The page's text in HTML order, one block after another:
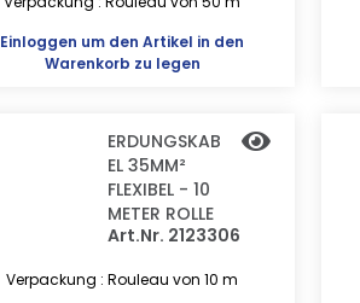
Einloggen um den Artikel in den
Warenkorb zu legen
ERDUNGSKAB
EL 35MM²
FLEXIBEL - 10
METER ROLLE
Art.Nr. 2123306
Verpackung : Rouleau von 10 m